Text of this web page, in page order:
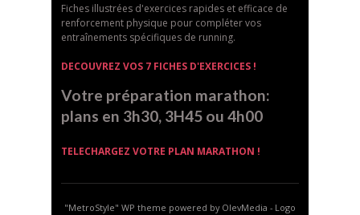
Fiches illustrées d'exercices rapides et efficace de
renforcement physique pour compléter vos
entraînements spécifiques de running.
DECOUVREZ VOS 7 FICHES D'EXERCICES !
Votre préparation marathon:
plans en 3h30, 3H45 ou 4h00
TELECHARGEZ VOTRE PLAN MARATHON !
"MetroStyle" WP theme powered by OlevMedia - Logo